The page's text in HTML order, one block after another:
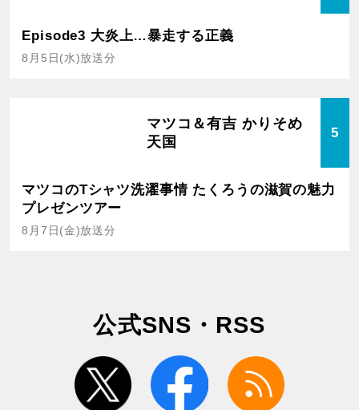
Episode3 大炎上…暴走する正義
8月5日(水)放送分
マツコ＆有吉 かりそめ
天国
5
マツコのTシャツ洗濯事情 たくろうの滋賀の魅力
プレゼンツアー
8月7日(金)放送分
公式SNS・RSS
twitter facebook